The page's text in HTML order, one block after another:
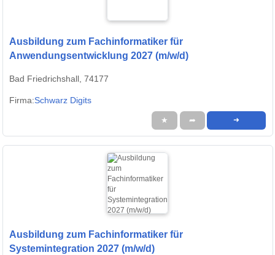
Ausbildung zum Fachinformatiker für
Anwendungsentwicklung 2027 (m/w/d)
Bad Friedrichshall, 74177
Firma:Schwarz Digits
★ ➦ ➜
Ausbildung zum Fachinformatiker für
Systemintegration 2027 (m/w/d)